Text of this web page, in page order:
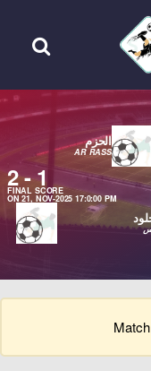
الحزم
AR RASS
2-1
FINAL SCORE
ON 21, NOV-2025 17:0:00 PM